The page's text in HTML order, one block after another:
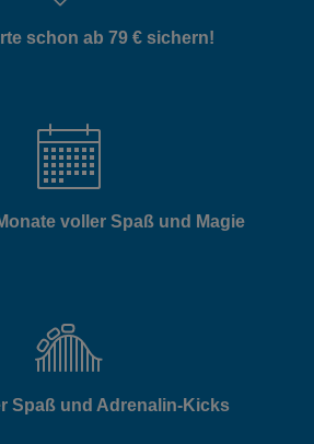
schon ab 79 € sichern!
voller Spaß und Magie
Spaß und Adrenalin-Kicks